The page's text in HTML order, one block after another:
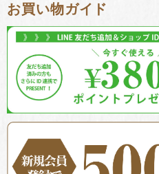
お買い物ガイド